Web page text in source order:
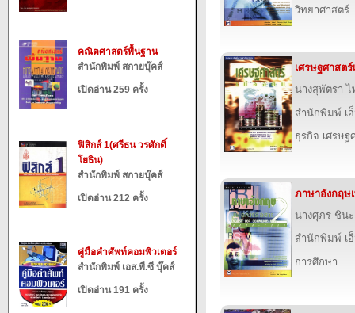
คณิตศาสตร์พื้นฐาน
สำนักพิมพ์ สกายบุ๊คส์
เปิดอ่าน 259 ครั้ง
ฟิสิกส์ 1(ศรีธน วรศักดิ์
โยธิน)
สำนักพิมพ์ สกายบุ๊คส์
เปิดอ่าน 212 ครั้ง
คู่มือคำศัพท์คอมพิวเตอร์
สำนักพิมพ์ เอส.พี.ซี บุ๊คส์
เปิดอ่าน 191 ครั้ง
วิทยาศาสตร์
เศรษฐศาสตร์
นางสุพัตรา ไ
สำนักพิมพ์ เ
ธุรกิจ เศรษฐ
ภาษาอังกฤษ
นางศุภร ชินะ
สำนักพิมพ์ เ
การศึกษา